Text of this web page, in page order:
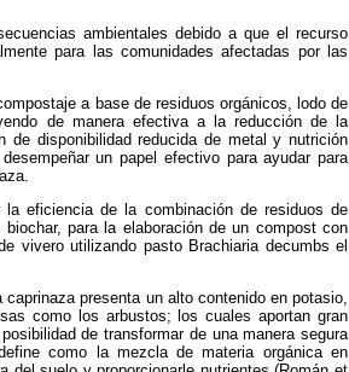
ambientales debido a que el recurso
para las comunidades afectadas por las
a base de residuos orgánicos, lodo de
de manera efectiva a la reducción de la
de disponibilidad reducida de metal y nutrición
un papel efectivo para ayudar para
eficiencia de la combinación de residuos de
para la elaboración de un compost con
vivero utilizando pasto Brachiaria decumbs el
presenta un alto contenido en potasio,
como los arbustos; los cuales aportan gran
de transformar de una manera segura
como la mezcla de materia orgánica en